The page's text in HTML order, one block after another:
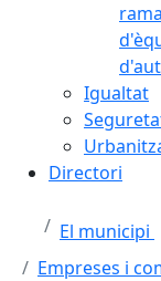
Igualtat
Directori
El municipi
Empreses i